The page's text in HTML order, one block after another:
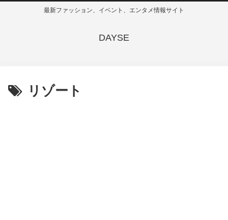
最新ファッション、イベント、エンタメ情報サイト
DAYSE
リゾート